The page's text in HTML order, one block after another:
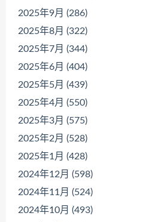
2025年9月 (286)
2025年8月 (322)
2025年7月 (344)
2025年6月 (404)
2025年5月 (439)
2025年4月 (550)
2025年3月 (575)
2025年2月 (528)
2025年1月 (428)
2024年12月 (598)
2024年11月 (524)
2024年10月 (493)